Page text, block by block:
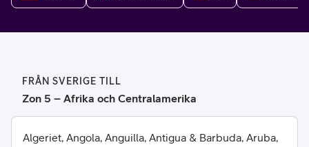
FRÅN SVERIGE TILL
Zon 5 – Afrika och Centralamerika
Algeriet, Angola, Anguilla, Antigua & Barbuda, Aruba,